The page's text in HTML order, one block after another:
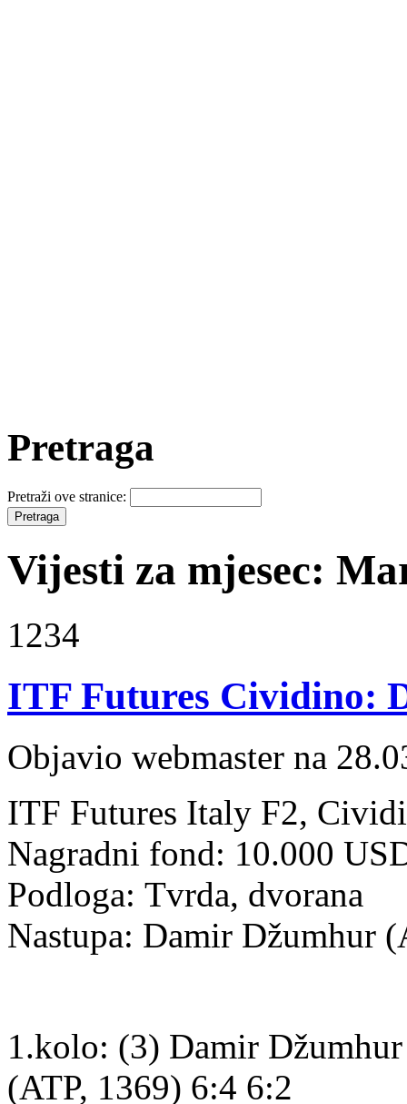
Pretraga
Pretraži ove stranice:
Vijesti za mjesec:
1234
ITF Futures Cividino:
Objavio webmaster na
ITF Futures Italy F2,
Nagradni fond: 10.000
Podloga: Tvrda, dvorana
Nastupa: Damir Džumhur
1.kolo: (3) Damir
(ATP, 1369) 6:4 6:2